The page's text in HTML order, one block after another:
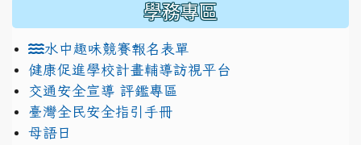
學務專區
水中趣味競賽報名表單
健康促進學校計畫輔導訪視平台
交通安全宣導 評鑑專區
臺灣全民安全指引手冊
母語日